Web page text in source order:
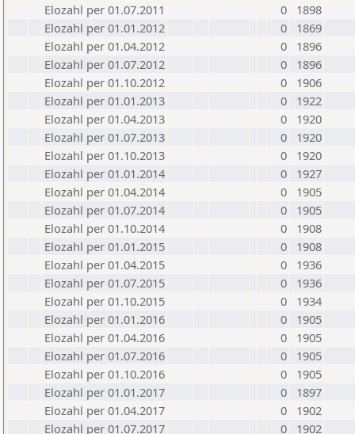
Elozahl per 01.07.2011
0
1898
Elozahl per 01.01.2012
0
1869
Elozahl per 01.04.2012
0
1896
Elozahl per 01.07.2012
0
1896
Elozahl per 01.10.2012
0
1906
Elozahl per 01.01.2013
0
1922
Elozahl per 01.04.2013
0
1920
Elozahl per 01.07.2013
0
1920
Elozahl per 01.10.2013
0
1920
Elozahl per 01.01.2014
0
1927
Elozahl per 01.04.2014
0
1905
Elozahl per 01.07.2014
0
1905
Elozahl per 01.10.2014
0
1908
Elozahl per 01.01.2015
0
1908
Elozahl per 01.04.2015
0
1936
Elozahl per 01.07.2015
0
1936
Elozahl per 01.10.2015
0
1934
Elozahl per 01.01.2016
0
1905
Elozahl per 01.04.2016
0
1905
Elozahl per 01.07.2016
0
1905
Elozahl per 01.10.2016
0
1905
Elozahl per 01.01.2017
0
1897
Elozahl per 01.04.2017
0
1902
Elozahl per 01.07.2017
0
1902